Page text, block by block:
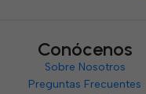
Conócenos
Sobre Nosotros
Preguntas Frecuentes